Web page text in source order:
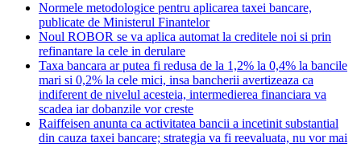
Normele metodologice pentru aplicarea taxei bancare,
publicate de Ministerul Finantelor
Noul ROBOR se va aplica automat la creditele noi si prin
refinantare la cele in derulare
Taxa bancara ar putea fi redusa de la 1,2% la 0,4% la bancile
mari si 0,2% la cele mici, insa bancherii avertizeaza ca
indiferent de nivelul acesteia, intermedierea financiara va
scadea iar dobanzile vor creste
Raiffeisen anunta ca activitatea bancii a incetinit substantial
din cauza taxei bancare; strategia va fi reevaluata, nu vor mai